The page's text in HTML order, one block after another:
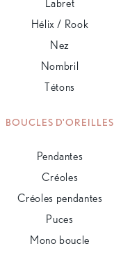
Labret
Hélix / Rook
Nez
Nombril
Tétons
BOUCLES D'OREILLES
Pendantes
Créoles
Créoles pendantes
Puces
Mono boucle